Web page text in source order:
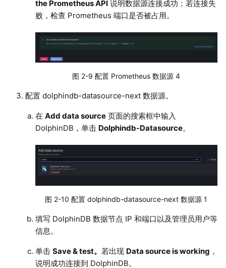
the Prometheus API说明数据源连接成功；若连接失
败，检查 Prometheus 端口是否被占用。
图 2-9 配置 Prometheus 数据源 4
配置 dolphindb-datasource-next 数据源。
在 Add data source页面的搜索框中输入
DolphinDB，单击 Dolphindb-Datasource。
图 2-10 配置 dolphindb-datasource-next 数据源 1
填写 DolphinDB 数据节点 IP 和端口以及管理员用户等
信息。
单击 Save & test。 若出现 Data source is working ，
说明成功连接到 DolphinDB。